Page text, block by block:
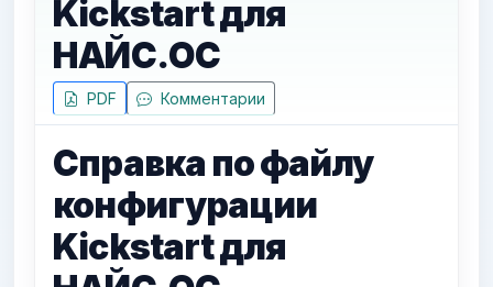
Kickstart для
НАЙС.ОС
PDF Комментарии
Справка по файлу
конфигурации
Kickstart для